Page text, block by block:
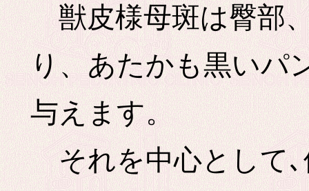
獣皮様母斑は臀部
り、あたかも黒いパ
与えます。
それを中心として､